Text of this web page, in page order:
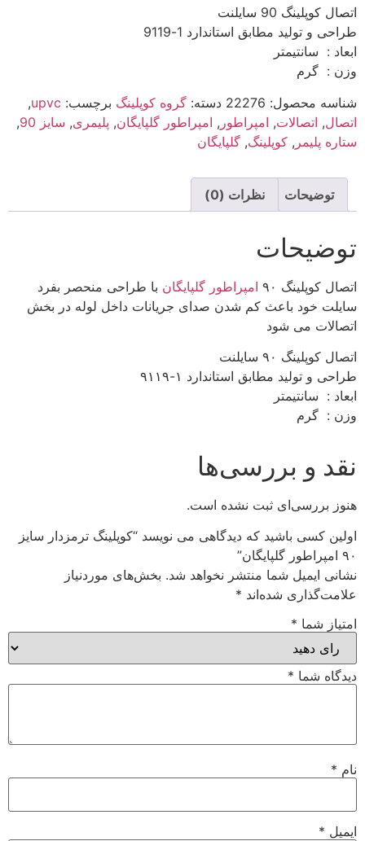
اتصال کوپلینگ 90 سایلنت
طراحی و تولید مطابق استاندارد 1-9119
ابعاد : سانتیمتر
وزن : گرم
شناسه محصول: 22276 دسته: گروه کوپلینگ برچسب: upvc
,
اتصال, اتصالات, امپراطور , امپراطور گلپایگان, پلیمری, سایز 90
,
ستاره پلیمر , کوپلینگ, گلپایگان
توضیحات نظرات (0)
توضیحات
اتصال کوپلینگ ۹۰ امپراطور گلپایگان با طراحی منحصر بفرد
سایلت خود باعث کم شدن صدای جریانات داخل لوله در بخش
اتصالات می شود
اتصال کوپلینگ ۹۰ سایلنت
طراحی و تولید مطابق استاندارد ۱-۹۱۱۹
ابعاد : سانتیمتر
وزن : گرم
نقد و بررسی‌ها
هنوز بررسی‌ای ثبت نشده است.
اولین کسی باشید که دیدگاهی می نویسد “کوپلینگ ترمزدار سایز
۹۰ امپراطور گلپایگان”
نشانی ایمیل شما منتشر نخواهد شد. بخش‌های موردنیاز
علامت‌گذاری شده‌اند *
امتیاز شما *
دیدگاه شما *
نام *
ایمیل *